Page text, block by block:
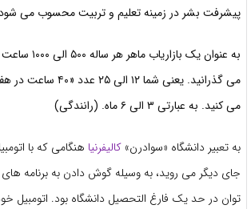
پیشرفت بشر در زمینه تعلیم و تربیت محسوب می
به عنوان یک
می گذرانید. یعنی شما ۱۲
می کنید. به عبارتی ۳ الی ۶ ماه. (رانندگی)
به تعبیر دانشگاه «سوادرن» کالیفرنیا هنگامی که با
جای دیگر می روید، به وسیله گوش دادن به برنامه
توان در حد یک فارغ التحصیل دانشگاه بود. اتومبیل